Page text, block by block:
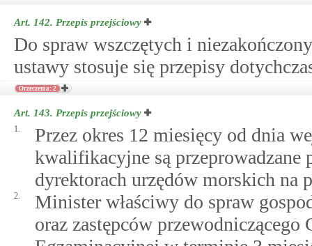
Art. 142. Przepis przejściowy
Do spraw wszczętych i
ustawy stosuje się przepisy
Orzeczenia: 2
Art. 143. Przepis przejściowy
1.
Przez okres 12 miesięcy od dnia
kwalifikacyjne są przeprowadzane
dyrektorach urzędów morskich na
2.
Minister właściwy do spraw
oraz zastępców